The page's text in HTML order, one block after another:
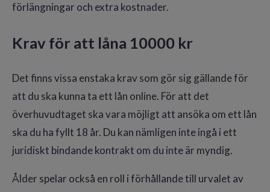
förlängningar och extra kostnader.
Krav för att låna 10000 kr
Det finns vissa enstaka krav som gör sig gällande för
att du ska kunna ta ett lån online. För att det
överhuvudtaget ska vara möjligt att ansöka om ett lån
ska du ha fyllt 18 år. Du kan nämligen inte ingå i ett
juridiskt bindande kontrakt om du inte är myndig.
Ålder spelar också en roll i förhållande till urvalet av